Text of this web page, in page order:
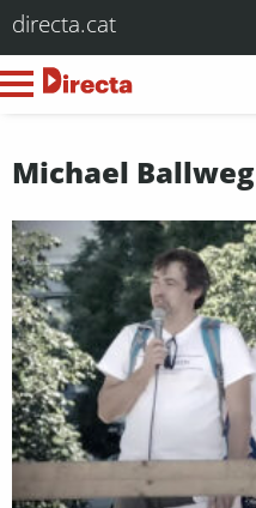
directa.cat
Michael Ballweg